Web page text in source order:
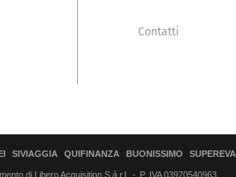
Contatti
SIVIAGGIA QUIFINANZA BUONISSIMO SUPEREVA
di Libero Acquisition S.á r.l. P. IVA 03970540963